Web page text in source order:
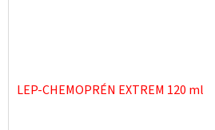
LEP-CHEMOPRÉN EXTREM 120 ml